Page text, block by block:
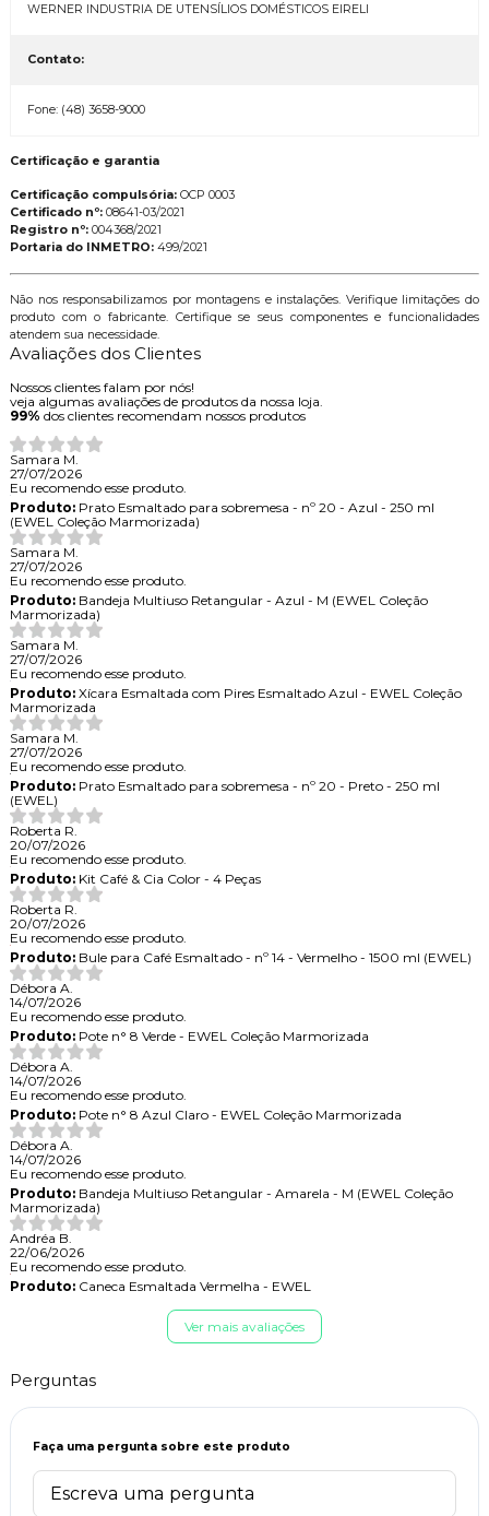
WERNER INDUSTRIA DE UTENSÍLIOS DOMÉSTICOS EIRELI
Contato:
Fone: (48) 3658-9000
Certificação e garantia
Certificação compulsória:OCP 0003
Certificado nº:08641-03/2021
Registro nº:004368/2021
Portaria do INMETRO: 499/2021
Não nos responsabilizamos por montagens e instalações. Verifique limitações do
produto com o fabricante. Certifique se seus componentes e funcionalidades
atendem sua necessidade.
Avaliações dos Clientes
Nossos clientes falam por nós!
veja algumas avaliações de produtos da nossa loja.
99% dos clientes recomendam nossos produtos
Samara M.
27/07/2026
Eu recomendo esse produto.
Produto:Prato Esmaltado para sobremesa - nº 20 - Azul - 250 ml
(EWEL Coleção Marmorizada)
Samara M.
27/07/2026
Eu recomendo esse produto.
Produto:Bandeja Multiuso Retangular - Azul - M (EWEL Coleção
Marmorizada)
Samara M.
27/07/2026
Eu recomendo esse produto.
Produto:Xícara Esmaltada com Pires Esmaltado Azul - EWEL Coleção
Marmorizada
Samara M.
27/07/2026
Eu recomendo esse produto.
Produto:Prato Esmaltado para sobremesa - nº 20 - Preto - 250 ml
(EWEL)
Roberta R.
20/07/2026
Eu recomendo esse produto.
Produto:Kit Café & Cia Color - 4 Peças
Roberta R.
20/07/2026
Eu recomendo esse produto.
Produto:Bule para Café Esmaltado - nº 14 - Vermelho - 1500 ml (EWEL)
Débora A.
14/07/2026
Eu recomendo esse produto.
Produto:Pote n° 8 Verde - EWEL Coleção Marmorizada
Débora A.
14/07/2026
Eu recomendo esse produto.
Produto:Pote n° 8 Azul Claro - EWEL Coleção Marmorizada
Débora A.
14/07/2026
Eu recomendo esse produto.
Produto:Bandeja Multiuso Retangular - Amarela - M (EWEL Coleção
Marmorizada)
Andréa B.
22/06/2026
Eu recomendo esse produto.
Produto:Caneca Esmaltada Vermelha - EWEL
Ver mais avaliações
Perguntas
Faça uma pergunta sobre este produto